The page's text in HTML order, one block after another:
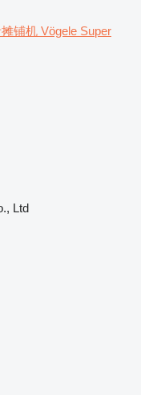
铺机 Vögele Super
Ltd